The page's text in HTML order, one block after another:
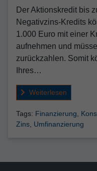
Der Aktionskredit bis
Negativzins-Kredits
1.000 Euro mit einer
aufnehmen und
zurückzahlen. Somit
Ihres…
Weiterlesen
Tags: Finanzierung
Zins Umfinanzierung